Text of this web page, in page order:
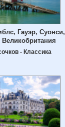
Гауэр, Суонси,
Великобритания
- Классика